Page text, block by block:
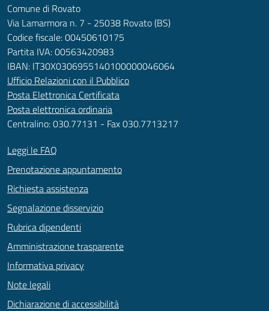
Comune di Rovato
Via Lamarmora n. 7 - 25038 Rovato (BS)
Codice fiscale: 00450610175
Partita IVA: 00563420983
IBAN: IT30X0306955140100000046064
Ufficio Relazioni con il Pubblico
Posta Elettronica Certificata
Posta elettronica ordinaria
Centralino: 030.77131 - Fax 030.7713217
Leggi le FAQ
Prenotazione appuntamento
Richiesta assistenza
Segnalazione disservizio
Rubrica dipendenti
Amministrazione trasparente
Informativa privacy
Note legali
Dichiarazione di accessibilità